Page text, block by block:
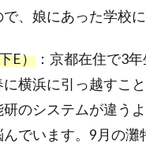
、娘にあった学校
E） ：京都在住で3年
横浜に引っ越すこ
研のシステムが違う
でいます。 9 月の灘